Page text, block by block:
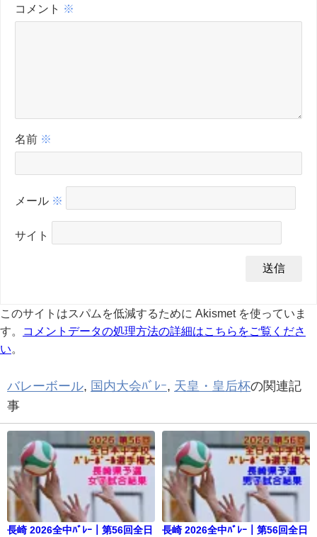
コメント ※
名前 ※
メール ※
サイト
このサイトはスパムを低減するために Akismet を使っていま
す。
コメントデータの処理方法の詳細はこちらをご覧くださ
い
バレーボール 国内大会ﾊﾞﾚｰ 天皇・皇后杯の関連記
事
長崎 2026全中ﾊﾞﾚｰ｜第56回全日
長崎 2026全中ﾊﾞﾚｰ｜第56回全日